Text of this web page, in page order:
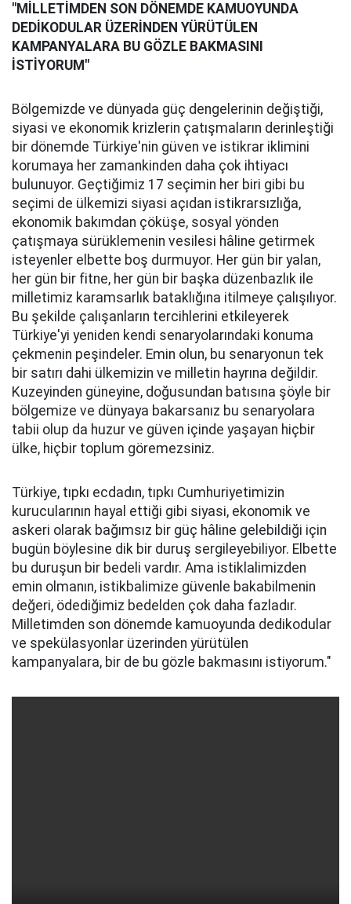
"MİLLETİMDEN SON DÖNEMDE KAMUOYUNDA
DEDİKODULAR ÜZERİNDEN YÜRÜTÜLEN
KAMPANYALARA BU GÖZLE BAKMASINI
İSTİYORUM"
Bölgemizde ve dünyada güç dengelerinin değiştiği,
siyasi ve ekonomik krizlerin çatışmaların derinleştiği
bir dönemde Türkiye'nin güven ve istikrar iklimini
korumaya her zamankinden daha çok ihtiyacı
bulunuyor. Geçtiğimiz 17 seçimin her biri gibi bu
seçimi de ülkemizi siyasi açıdan istikrarsızlığa,
ekonomik bakımdan çöküşe, sosyal yönden
çatışmaya sürüklemenin vesilesi hâline getirmek
isteyenler elbette boş durmuyor. Her gün bir yalan,
her gün bir fitne, her gün bir başka düzenbazlık ile
milletimiz karamsarlık bataklığına itilmeye çalışılıyor.
Bu şekilde çalışanların tercihlerini etkileyerek
Türkiye'yi yeniden kendi senaryolarındaki konuma
çekmenin peşindeler. Emin olun, bu senaryonun tek
bir satırı dahi ülkemizin ve milletin hayrına değildir.
Kuzeyinden güneyine, doğusundan batısına şöyle bir
bölgemize ve dünyaya bakarsanız bu senaryolara
tabii olup da huzur ve güven içinde yaşayan hiçbir
ülke, hiçbir toplum göremezsiniz.
Türkiye, tıpkı ecdadın, tıpkı Cumhuriyetimizin
kurucularının hayal ettiği gibi siyasi, ekonomik ve
askeri olarak bağımsız bir güç hâline gelebildiği için
bugün böylesine dik bir duruş sergileyebiliyor. Elbette
bu duruşun bir bedeli vardır. Ama istiklalimizden
emin olmanın, istikbalimize güvenle bakabilmenin
değeri, ödediğimiz bedelden çok daha fazladır.
Milletimden son dönemde kamuoyunda dedikodular
ve spekülasyonlar üzerinden yürütülen
kampanyalara, bir de bu gözle bakmasını istiyorum."